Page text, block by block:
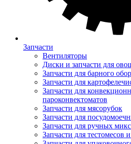
Запчасти
Вентиляторы
Диски и запчасти для
Запчасти для барного
Запчасти для
Запчасти для
пароконвектоматов
Запчасти для мясорубок
Запчасти для
Запчасти для ручных
Запчасти для тестомесов